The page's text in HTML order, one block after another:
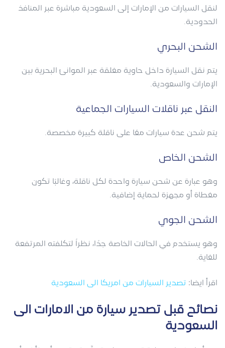
لنقل السيارات من الإمارات إلى السعودية مباشرة عبر المنافذ
الحدودية.
الشحن البحري
يتم نقل السيارة داخل حاوية مغلقة عبر الموانئ البحرية بين
الإمارات والسعودية.
النقل عبر ناقلات السيارات الجماعية
يتم شحن عدة سيارات معًا على ناقلة كبيرة مخصصة.
الشحن الخاص
وهو عبارة عن شحن سيارة واحدة لكل ناقلة، وغالبًا تكون
مغطاة أو مجهزة لحماية إضافية.
الشحن الجوي
وهو يستخدم في الحالات الخاصة جدًا، نظراً لتكلفته المرتفعة
للغاية.
اقرأ ايضا: تصدير السيارات من امريكا الى السعودية
نصائح قبل تصدير سيارة من الامارات الى
السعودية